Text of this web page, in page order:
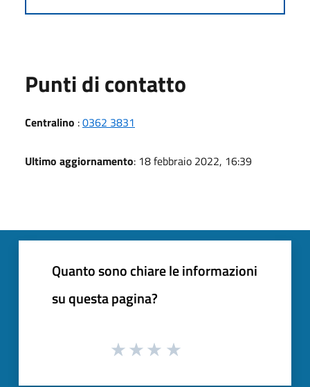
Punti di contatto
Centralino :0362 3831
Ultimo aggiornamento: 18 febbraio 2022, 16:39
Quanto sono chiare le informazioni
su questa pagina?